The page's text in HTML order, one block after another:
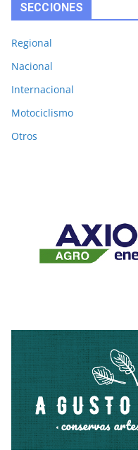
SECCIONES
Regional
Nacional
Internacional
Motociclismo
Otros